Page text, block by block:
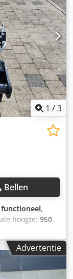
1 /3
Bellen
,
hoogte: 950
Manitou
2025
(kg):
Advertentie